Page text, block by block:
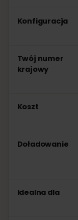
Konfiguracja
Twój numer
krajowy
Koszt
Doładowanie
Idealna dla